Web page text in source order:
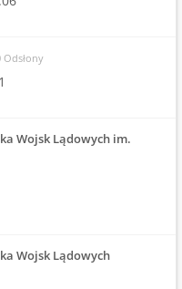
Wojsk Lądowych im.
Wojsk Lądowych